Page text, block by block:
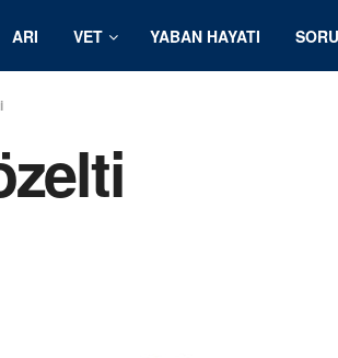
ARI VET YABAN HAYATI